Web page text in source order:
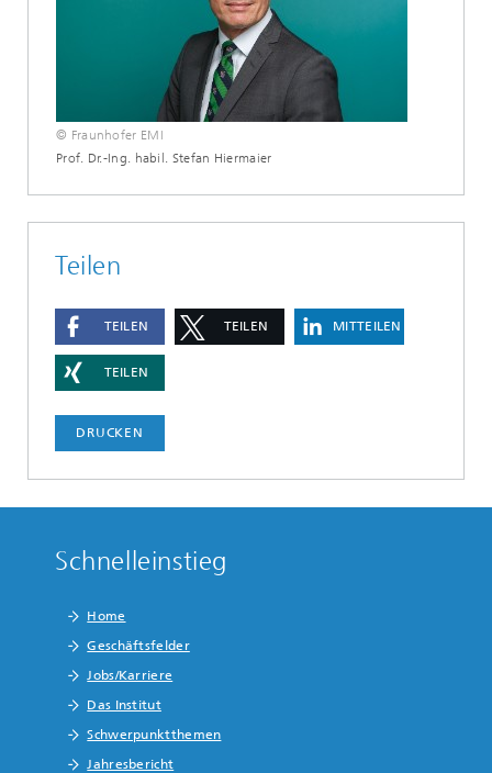
© Fraunhofer EMI
Prof. Dr.-Ing. habil. Stefan Hiermaier
Teilen
TEILEN TEILEN MITTEILEN
TEILEN
DRUCKEN
Schnelleinstieg
Home
Geschäftsfelder
Jobs/Karriere
Das Institut
Schwerpunktthemen
Jahresbericht